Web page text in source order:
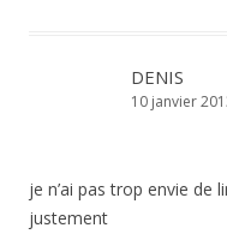
DENIS
10 janvier
je n’ai pas trop envie de
justement